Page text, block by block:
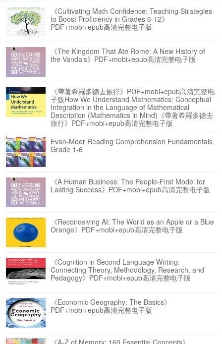
《Cultivating Math Confidence: Teaching Strategies
to Boost Proficiency in Grades 6-12》
PDF+mobi+epub高清完整电子版
《The Kingdom That Ate Rome: A New History of
the Vandals》PDF+mobi+epub高清完整电子版
《帶著希羅多德去旅行》PDF+mobi+epub高清完整电
子版How We Understand Mathematics: Conceptual
Integration in the Language of Mathematical
Description (Mathematics in Mind)《帶著希羅多德去
旅行》PDF+mobi+epub高清完整电子版
Evan-Moor Reading Comprehension Fundamentals,
Grade 1-6
《A Human Business: The People-First Model for
Lasting Success》PDF+mobi+epub高清完整电子版
《Reconceiving AI: The World as an Apple or a Blue
Orange》PDF+mobi+epub高清完整电子版
《Cognition in Second Language Writing:
Connecting Theory, Methodology, Research, and
Pedagogy》PDF+mobi+epub高清完整电子版
《Economic Geography: The Basics》
PDF+mobi+epub高清完整电子版